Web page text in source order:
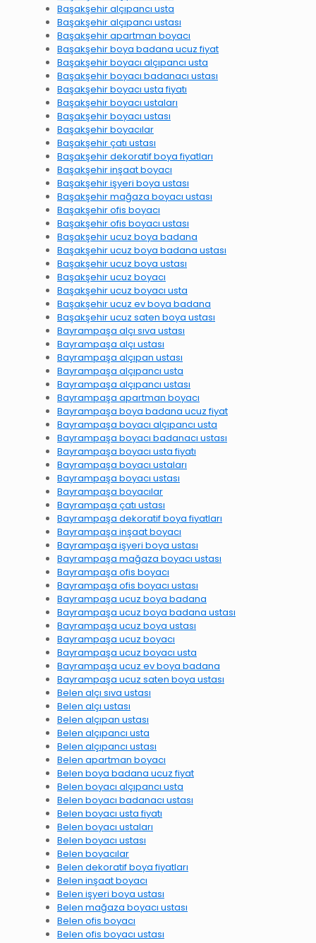
Başakşehir alçıpancı usta
Başakşehir alçıpancı ustası
Başakşehir apartman boyacı
Başakşehir boya badana ucuz fiyat
Başakşehir boyacı alçıpancı usta
Başakşehir boyacı badanacı ustası
Başakşehir boyacı usta fiyatı
Başakşehir boyacı ustaları
Başakşehir boyacı ustası
Başakşehir boyacılar
Başakşehir çatı ustası
Başakşehir dekoratif boya fiyatları
Başakşehir inşaat boyacı
Başakşehir işyeri boya ustası
Başakşehir mağaza boyacı ustası
Başakşehir ofis boyacı
Başakşehir ofis boyacı ustası
Başakşehir ucuz boya badana
Başakşehir ucuz boya badana ustası
Başakşehir ucuz boya ustası
Başakşehir ucuz boyacı
Başakşehir ucuz boyacı usta
Başakşehir ucuz ev boya badana
Başakşehir ucuz saten boya ustası
Bayrampaşa alçı sıva ustası
Bayrampaşa alçı ustası
Bayrampaşa alçıpan ustası
Bayrampaşa alçıpancı usta
Bayrampaşa alçıpancı ustası
Bayrampaşa apartman boyacı
Bayrampaşa boya badana ucuz fiyat
Bayrampaşa boyacı alçıpancı usta
Bayrampaşa boyacı badanacı ustası
Bayrampaşa boyacı usta fiyatı
Bayrampaşa boyacı ustaları
Bayrampaşa boyacı ustası
Bayrampaşa boyacılar
Bayrampaşa çatı ustası
Bayrampaşa dekoratif boya fiyatları
Bayrampaşa inşaat boyacı
Bayrampaşa işyeri boya ustası
Bayrampaşa mağaza boyacı ustası
Bayrampaşa ofis boyacı
Bayrampaşa ofis boyacı ustası
Bayrampaşa ucuz boya badana
Bayrampaşa ucuz boya badana ustası
Bayrampaşa ucuz boya ustası
Bayrampaşa ucuz boyacı
Bayrampaşa ucuz boyacı usta
Bayrampaşa ucuz ev boya badana
Bayrampaşa ucuz saten boya ustası
Belen alçı sıva ustası
Belen alçı ustası
Belen alçıpan ustası
Belen alçıpancı usta
Belen alçıpancı ustası
Belen apartman boyacı
Belen boya badana ucuz fiyat
Belen boyacı alçıpancı usta
Belen boyacı badanacı ustası
Belen boyacı usta fiyatı
Belen boyacı ustaları
Belen boyacı ustası
Belen boyacılar
Belen dekoratif boya fiyatları
Belen inşaat boyacı
Belen işyeri boya ustası
Belen mağaza boyacı ustası
Belen ofis boyacı
Belen ofis boyacı ustası